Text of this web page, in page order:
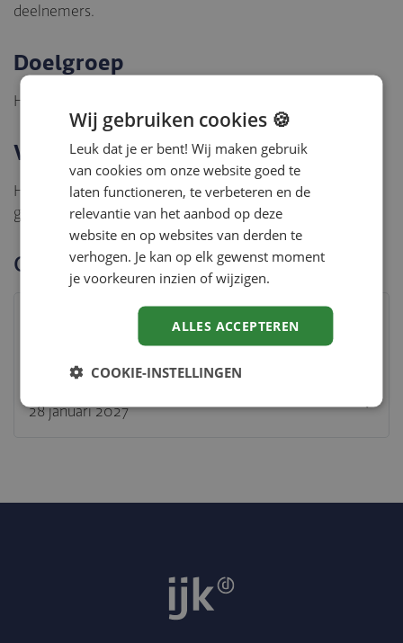
deelnemers.
Doelgroep
HRM-professionals en HR-medewerkers
Vragen?
Heb je vragen? Stuur dan een mail naar
goedbekend@ijk.nl
Open inschrijving
30 november 2026
28 januari 2027
Wij gebruiken cookies 🍪
Leuk dat je er bent! Wij maken gebruik
van cookies om onze website goed te
laten functioneren, te verbeteren en de
relevantie van het aanbod op deze
website en op websites van derden te
verhogen. Je kan op elk gewenst moment
je voorkeuren inzien of wijzigen.
ALLES ACCEPTEREN
COOKIE-INSTELLINGEN